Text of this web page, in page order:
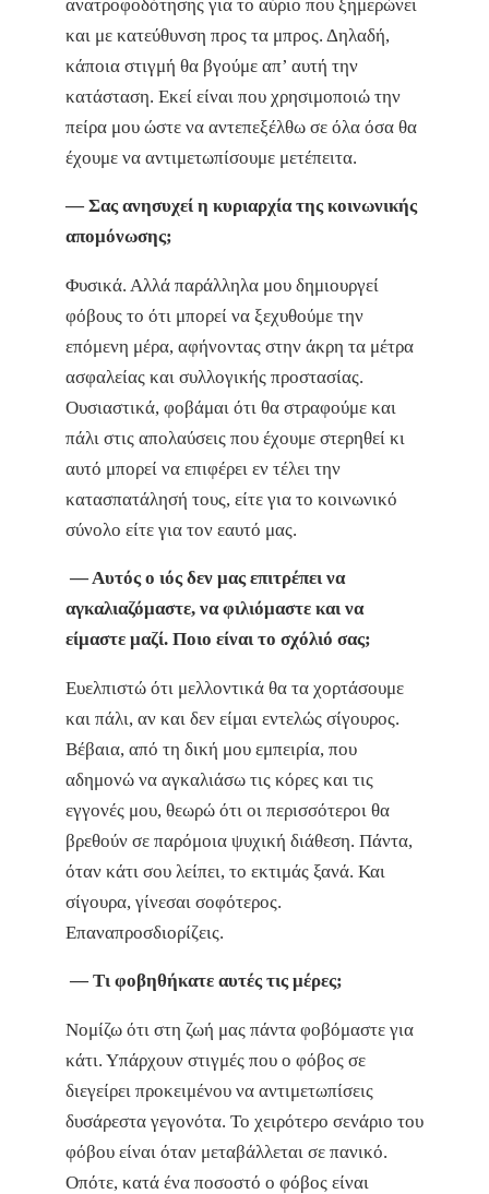
ανατροφοδότησης για το αύριο που ξημερώνει
και με κατεύθυνση προς τα μπρος. Δηλαδή,
κάποια στιγμή θα βγούμε απ’ αυτή την
κατάσταση. Εκεί είναι που χρησιμοποιώ την
πείρα μου ώστε να αντεπεξέλθω σε όλα όσα θα
έχουμε να αντιμετωπίσουμε μετέπειτα.
— Σας ανησυχεί η κυριαρχία της κοινωνικής
απομόνωσης;
Φυσικά. Αλλά παράλληλα μου δημιουργεί
φόβους το ότι μπορεί να ξεχυθούμε την
επόμενη μέρα, αφήνοντας στην άκρη τα μέτρα
ασφαλείας και συλλογικής προστασίας.
Ουσιαστικά, φοβάμαι ότι θα στραφούμε και
πάλι στις απολαύσεις που έχουμε στερηθεί κι
αυτό μπορεί να επιφέρει εν τέλει την
κατασπατάλησή τους, είτε για το κοινωνικό
σύνολο είτε για τον εαυτό μας.
— Αυτός ο ιός δεν μας επιτρέπει να
αγκαλιαζόμαστε, να φιλιόμαστε και να
είμαστε μαζί. Ποιο είναι το σχόλιό σας;
Ευελπιστώ ότι μελλοντικά θα τα χορτάσουμε
και πάλι, αν και δεν είμαι εντελώς σίγουρος.
Βέβαια, από τη δική μου εμπειρία, που
αδημονώ να αγκαλιάσω τις κόρες και τις
εγγονές μου, θεωρώ ότι οι περισσότεροι θα
βρεθούν σε παρόμοια ψυχική διάθεση. Πάντα,
όταν κάτι σου λείπει, το εκτιμάς ξανά. Και
σίγουρα, γίνεσαι σοφότερος.
Επαναπροσδιορίζεις.
— Τι φοβηθήκατε αυτές τις μέρες;
Νομίζω ότι στη ζωή μας πάντα φοβόμαστε για
κάτι. Υπάρχουν στιγμές που ο φόβος σε
διεγείρει προκειμένου να αντιμετωπίσεις
δυσάρεστα γεγονότα. Το χειρότερο σενάριο του
φόβου είναι όταν μεταβάλλεται σε πανικό.
Οπότε, κατά ένα ποσοστό ο φόβος είναι